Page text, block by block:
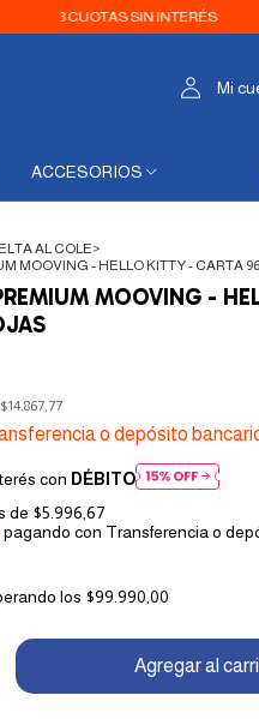
CUOTAS SIN INTERÉS
Mi
ACCESORIOS
AL COLE>
MOOVING - HELLO KITTY - CARTA
MOOVING -
$14.867,77
o depósito
con DÉBITO
de $5.996,67
pagando con Transferencia o
los $99.990,00